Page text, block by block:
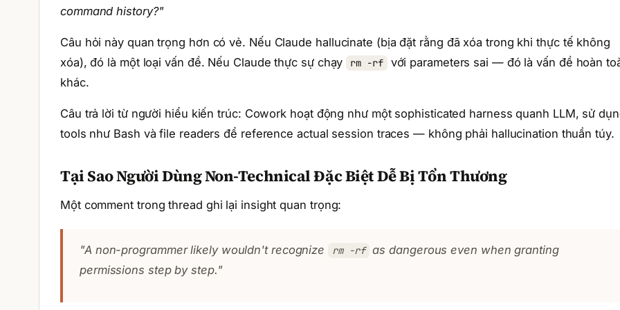
command history?"
Câu hỏi này quan trọng hơn có vẻ. Nếu Claude hallucinate (bịa đặt rằng đã xóa trong khi thực tế không
xóa), đó là một loại vấn đề. Nếu Claude thực sự chạy
rm -rf
với parameters sai — đó là vấn đề hoàn
khác.
Câu trả lời từ người hiểu kiến trúc: Cowork hoạt động như một sophisticated harness quanh LLM, sử
tools như Bash và file readers để reference actual session traces — không phải hallucination thuần túy.
Tại Sao Người Dùng Non-Technical Đặc Biệt Dễ Bị Tổn Thương
Một comment trong thread ghi lại insight quan trọng:
"A non-programmer likely wouldn't recognize rm -rf as dangerous even when granting
permissions step by step."